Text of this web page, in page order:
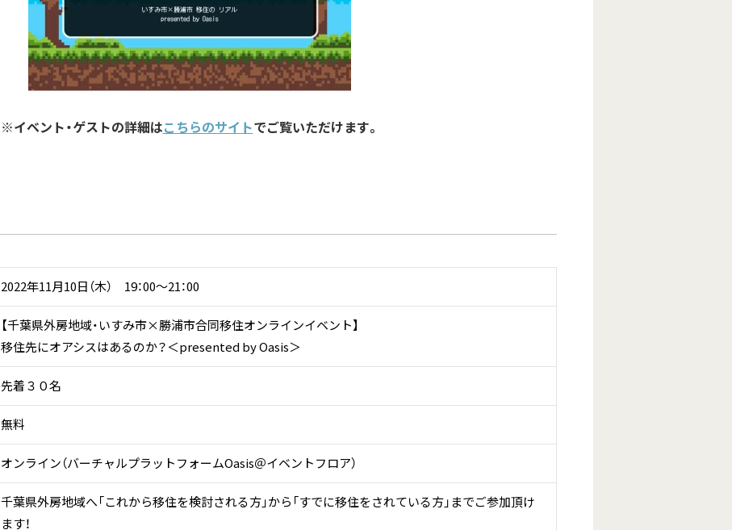
※イベント・ゲストの詳細はこちらのサイトでご覧いただけます。
2022年11月10日（木） 19：00～21：00
【千葉県外房地域・いすみ市×勝浦市合同移住オンラインイベント】
移住先にオアシスはあるのか？＜presented by Oasis＞
先着３０名
無料
オンライン（バーチャルプラットフォームOasis＠イベントフロア）
千葉県外房地域へ「これから移住を検討される方」から「すでに移住をされている方」までご参加頂け
ます！